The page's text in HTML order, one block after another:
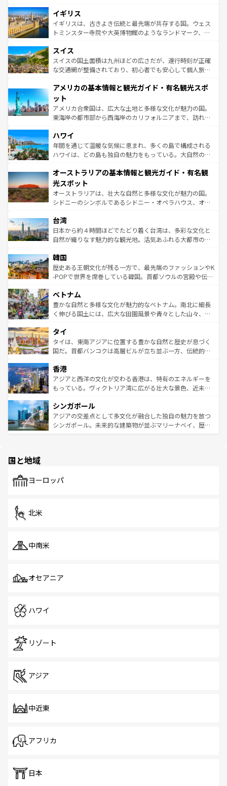
香り高いラベンダー畑など、多彩な楽しみ方が可能だ。さ
らに、パリ以外の地域にも魅力が溢れており、どの街角に
も豊かな歴史と文化が息づいている。パリ以外の個性あふ
を参照してほしい。
顔を持つこの国は、どこを歩いても飽きることがない。ベ
ルリンの文化的活気、バイエルン州のアルプスの絶景、そ
してライン川沿いのワイン畑といった風景は必見。ビール
は、お酒好きな人にはぜひ体験してほしい。 なお、新着の
ドイツ情報はコンテンツ一覧を参照してほしい。
イギリス
イギリスは、古きよき伝統と最先端が共存する国。ウェス
トミンスター寺院や大英博物館のようなランドマーク、歴
リアごとに異なる魅力がある。また、優雅なアフタヌーン
ティー、ビール好きにはたまらない英国パブ、サッカー観
戦など、本場だからこそできる体験も豊富。イギリスを旅
ンツ一覧を参照してほしい。
スイス
スイスの国土面積は九州ほどの広さだが、運行時刻が正確
な交通網が整備されており、初心者でも安心して個人旅行
の建物がそのまま残る町や、スイスならではのユニークな
博物館もあり、アルプス観光だけでなく町歩きも満喫する
ことができる。国民の所得が高いため物価も高いが、旅行
者向けの交通パス提供のサービスもあり、うまく活用すれ
着のスイス情報は
アメリカの基本情報と観光ガイド・有名観光スポ
ット
アメリカ合衆国は、広大な土地と多様な文化が魅力の国。
東海岸の都市部から西海岸のカリフォルニアまで、訪れる
のような巨大都市は、観光、ショッピング、エンターテイ
ンメントが詰まった刺激的なスポットだ。一方、アメリカ
西部には大自然が広がり、グランドキャニオンやイエロー
部のニューオーリンズでは、音楽と美食が融合した独特の
文化が魅力。旅行者はアメリカの各地域で異なる魅力を楽
しみながら、その多様性と豊かな歴史を感じることができ
るだろう。車でのロードトリップや列車の旅も、アメリカ
情報は
ハワイ
年間を通じて温暖な気候に恵まれ、多くの島で構成される
ハワイは、どの島も独自の魅力をもっている。大自然の神
ワイ島は見逃せない。また、定番の観光地といえばオアフ
島だが、静かな自然を求めるならマウイ島やカウアイ島が
おすすめ。エメラルドグリーンに輝く海をはじめ、豊かな
文化や歴史が息づいている。「アロハスピリット」と呼ば
人々、おいしいローカルフードやハワイアンミュージッ
ク、伝統的なフラダンスなど、すべてがハワイの魅力を彩
っている。訪れるたびに新しい発見と感動が待っているハ
はコンテンツ一覧
オーストラリアの基本情報と観光ガイド・有名観
光スポット
オーストラリアは、壮大な自然と多様な文化が魅力の国。
シドニーのシンボルであるシドニー・オペラハウス、オー
リアリーフや大陸中央部にそびえるウルル（エアーズロッ
ク）、タスマニアの美しい原生林やケアンズの熱帯雨林な
ど、見どころがたくさん。また、カフェやワイン、オージ
いる。アクティビティも充実しており、サーフィンやダイ
ビング、ハイキングなど、アウトドア好きにはたまらな
い。オーストラリアの多彩な魅力を存分に味わいつくそ
参照してほしい。
台湾
日本から約４時間ほどでたどり着く台湾は、多彩な文化と
自然が織りなす魅力的な観光地。活気あふれる大都市の台
ン）、静ひつな山岳地帯である台湾東部など、都市の喧騒
と山間の静けさが共存しており、訪れる人に新しい発見と
驚きをもたらしてくれる。また、奥深い台湾の食文化も魅
容にもいいと評判のスイーツなど、バラエティ豊かな料理
が味わえる。 なお、新着の台湾情報は コンテンツ一覧を参
照してほしい。
韓国
歴史ある王朝文化が残る一方で、最先端のファッションやK
-POPで世界を席巻している韓国。首都ソウルの宮殿や伝統
き、地方に足を延ばせば四季折々の自然美を楽しむことが
できる。そして、キムチや焼肉、絶品のストリートフード
まで、さまざまな韓国料理が待っている。夜には、韓国な
リティに包まれながら、韓国の多彩な魅力を心ゆくまで味
わってみてほしい。 なお、新着の韓国情報はコンテンツ一
覧を参照してほしい。
ベトナム
豊かな自然と多様な文化が魅力的なベトナム。南北に細長
く伸びる国土には、広大な田園風景や青々とした山々、世
急速な発展と共に伝統が息づく。ハノイの古い町並みやホ
ーチミン市のフランス統治時代の建物も、独特の雰囲気を
醸し出している。また、バラエティの豊かさとおいしさで
とつ。フォーやバインミー、ベトナムコーヒーなどは、ぜ
ひ現地で味わいたい。どの地域を訪れてもあたたかい人々
が旅行者を迎えてくれるので、きっと忘れられない旅にな
参照してほしい。
タイ
タイは、東南アジアに位置する豊かな自然と歴史が息づく
国だ。首都バンコクは高層ビルが立ち並ぶ一方、伝統的な
の活気が交差している。北部ではチェンマイなどの山岳地
帯で自然と触れ合い、南部ではプーケットやクラビの美し
いビーチでリゾート気分を楽しむことができる。タイ料理
激する。気候は一年中温暖で、どの季節にも異なる楽しみ
が待っている。親しみやすいタイの人々、仏教を中心とし
た文化、そして多様な観光資源が、訪れる旅人を魅了し続
香港
アジアと西洋の文化が交わる香港は、特有のエネルギーを
もっている。ヴィクトリア湾に広がる壮大な景色、近未来
み、どこを訪れても感動するはず。観光スポットが密集し
ており、効率よく見どころを回れるのも魅力。息をのむよ
うな絶景から文化的な体験まで、香港を存分に楽しみ尽く
シンガポール
アジアの交差点として多文化が融合した独自の魅力を放つ
シンガポール。未来的な建築物が並ぶマリーナベイ、歴史
で、ホーカーズは地元の風情を楽しめる外せないスポット
国と地域
ヨーロッパ
北米
中南米
オセアニア
ハワイ
リゾート
アジア
中近東
アフリカ
日本